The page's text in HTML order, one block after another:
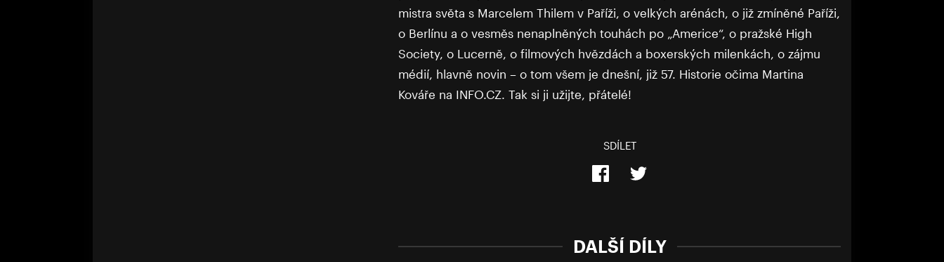
mistra světa s Marcelem Thilem v Paříži, o velkých arénách, o již zmíněné Paříži,
o Berlínu a o vesměs nenaplněných touhách po „Americe“, o pražské High
Society, o Lucerně, o filmových hvězdách a boxerských milenkách, o zájmu
médií, hlavně novin – o tom všem je dnešní, již 57. Historie očima Martina
Kováře na INFO.CZ. Tak si ji užijte, přátelé!
SDÍLET
DALŠÍ DÍLY